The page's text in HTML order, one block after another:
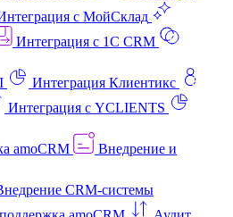
с МойСклад
Интеграция с 1C CRM
Интеграция Клиентикс
Интеграция с YCLIENTS
amoCRM
Внедрение и
CRM-системы